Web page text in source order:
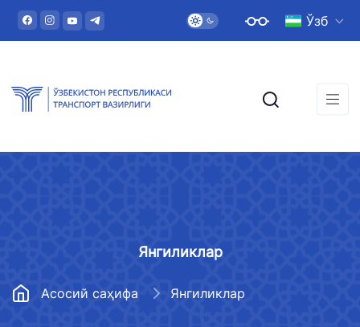
Ўзб
Янгиликлар
Асосий саҳифа Янгиликлар